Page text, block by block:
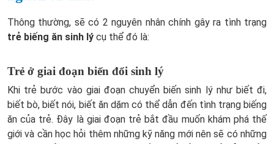
Thông thường, sẽ có 2 nguyên nhân chính gây ra tình trạng
trẻ biếng ăn sinh lý cụ thể đó là:
Trẻ ở giai đoạn biến đổi sinh lý
Khi trẻ bước vào giai đoạn chuyển biến sinh lý như biết đi,
biết bò, biết nói, biết ăn dặm có thể dẫn đến tình trạng biếng
ăn của trẻ. Đây là giai đoạn trẻ bắt đầu muốn khám phá thế
giới và cần học hỏi thêm những kỹ năng mới nên sẽ có những